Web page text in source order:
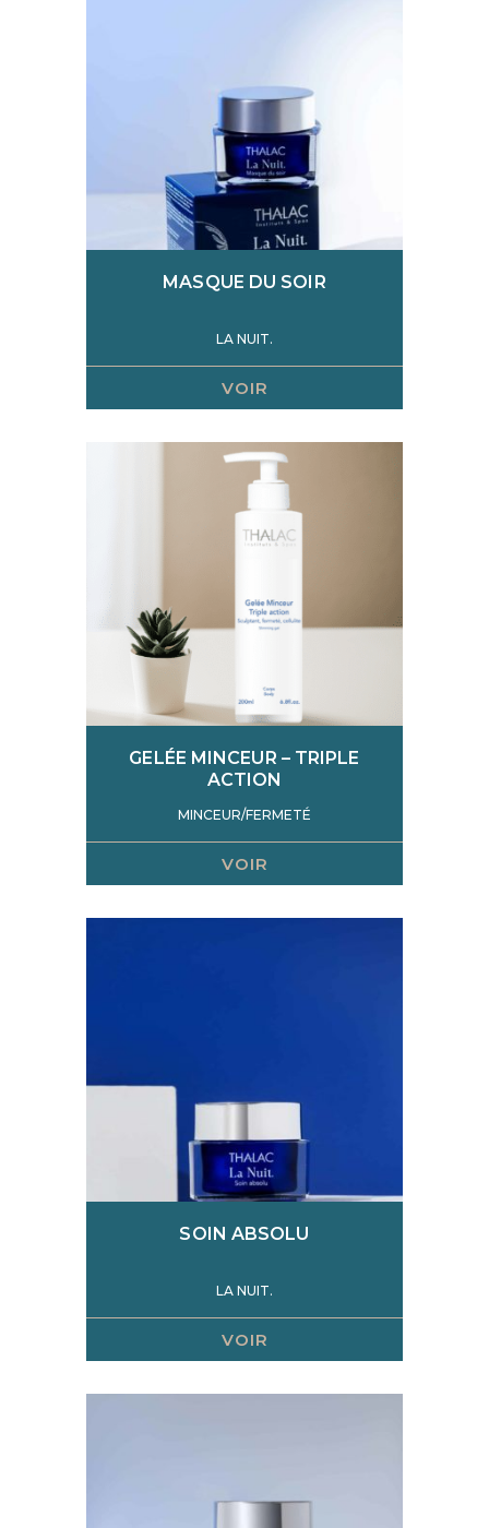
MASQUE DU SOIR
LA NUIT.
VOIR
GELÉE MINCEUR – TRIPLE
ACTION
MINCEUR/FERMETÉ
VOIR
SOIN ABSOLU
LA NUIT.
VOIR